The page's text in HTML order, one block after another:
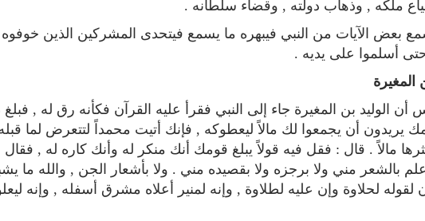
ملكه , وذهاب دولته , وقضاء سلطانه .
بعض الآيات من النبي فيبهره ما يسمع فيتحدى المشركين الذين
أسلموا على يديه .
الوليد بن المغيرة جاء إلى النبي فقرأ عليه القرآن فكأنه رق له , فبلغ
يريدون أن يجمعوا لك مالاً ليعطوكه , فإنك أتيت محمداً لتتعرض لما
مالاً . قال : فقل فيه قولاً يبلغ قومك أنك منكر له وأنك كاره له , فقال
بالشعر مني ولا برجزه ولا بقصيده مني . ولا بأشعار الجن , والله ما
لحلاوة وإن عليه لطلاوة , وإنه لمنير أعلاه مشرق أسفله , وإنه
النبوية
النبوية
تحميل كتب علوم الفقه وأصوله
كتاب مختصر الفقه في القرآن
الكريم
كتب الأسرة والمرأة
تحميل كتاب تربية